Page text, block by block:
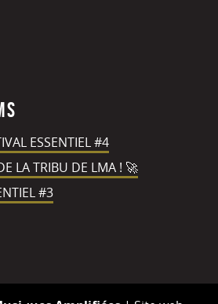
ESSENTIEL #4
LA TRIBU DE LMA ! 🚀
#3